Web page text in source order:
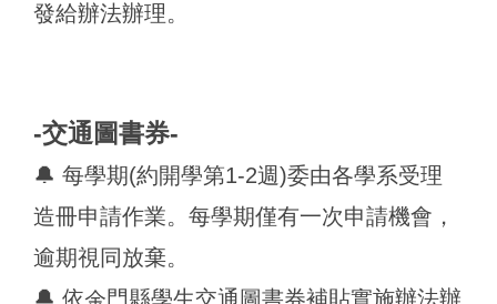
發給辦法辦理。
-交通圖書券-
🔔 每學期(約開學第1-2週)委由各學系受理
造冊申請作業。每學期僅有一次申請機會，
逾期視同放棄。
🔔 依金門縣學生交通圖書券補貼實施辦法辦